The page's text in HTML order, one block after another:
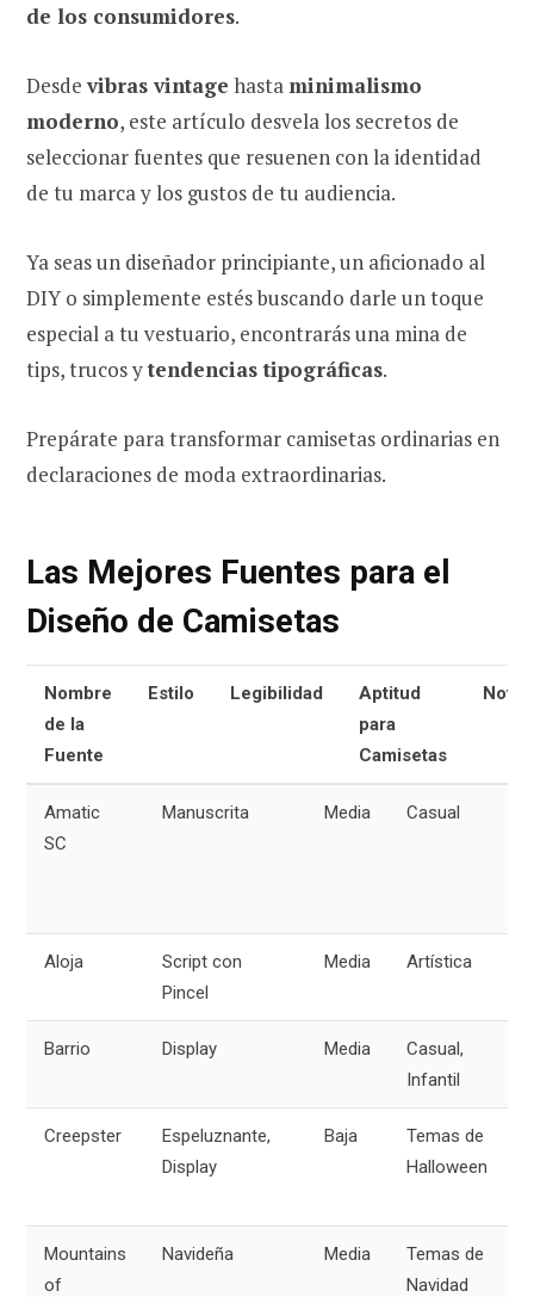
de los consumidores.
Desdevibras vintage hasta minimalismo
moderno, este artículo desvela los secretos de
seleccionar fuentes que resuenen con la identidad
de tu marca y los gustos de tu audiencia.
Ya seas un diseñador principiante, un aficionado al
DIY o simplemente estés buscando darle un toque
especial a tu vestuario, encontrarás una mina de
tips, trucos ytendencias tipográficas.
Prepárate para transformar camisetas ordinarias en
declaraciones de moda extraordinarias.
Las Mejores Fuentes para el
Diseño de Camisetas
Nombre
de la
Fuente
Estilo Legibilidad
Aptitud
para
Camisetas
Notas
Amatic
SC
Manuscrita Media Casual
Aloja
Script con
Pincel
Media Artística
Barrio Display Media
Casual,
Infantil
Creepster
Espeluznante,
Display
Baja
Temas de
Halloween
Mountains
of
Navideña Media
Temas de
Navidad